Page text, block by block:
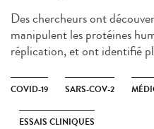
Des chercheurs ont
manipulent les protéines
réplication, et ont identifié
COVID-19 SARS-COV-2
ESSAIS CLINIQUES